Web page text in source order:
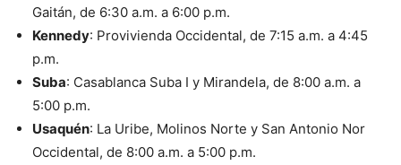
Gaitán, de 6:30 a.m. a 6:00 p.m.
Kennedy: Provivienda Occidental, de 7:15 a.m. a 4:45
p.m.
Suba: Casablanca Suba I y Mirandela, de 8:00 a.m. a
5:00 p.m.
Usaquén: La Uribe, Molinos Norte y San Antonio Nor
Occidental, de 8:00 a.m. a 5:00 p.m.